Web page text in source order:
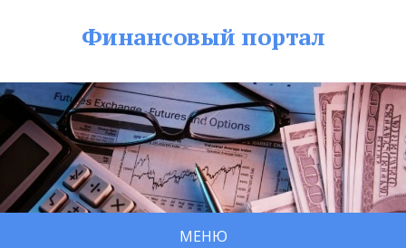
Финансовый портал
МЕНЮ